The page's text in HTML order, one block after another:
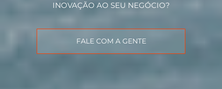
INOVAÇÃO AO SEU NEGÓCIO?
FALE COM A GENTE